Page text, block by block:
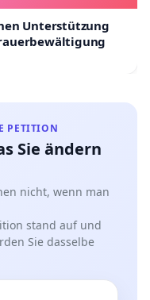
zu
handelt.
der Familien
und
Unterstützung
PETITION
Sie ändern
nicht, wenn man
stand auf und
Sie dasselbe